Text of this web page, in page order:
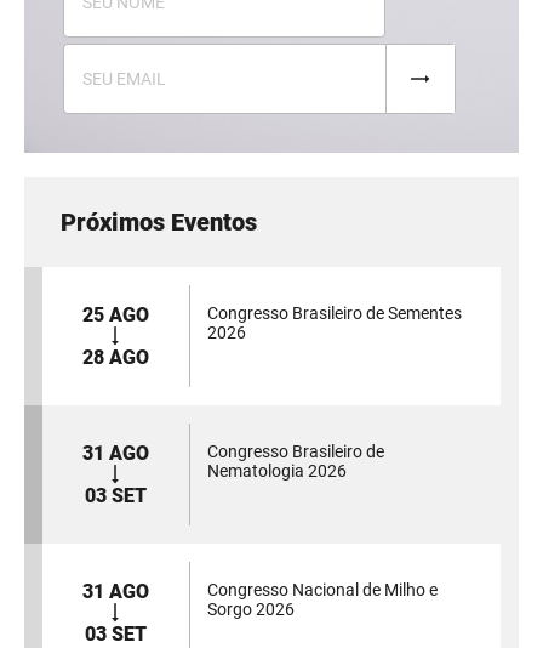
Próximos Eventos
25 AGO
28 AGO
Congresso Brasileiro de Sementes
2026
31 AGO
03 SET
Congresso Brasileiro de
Nematologia 2026
31 AGO
03 SET
Congresso Nacional de Milho e
Sorgo 2026